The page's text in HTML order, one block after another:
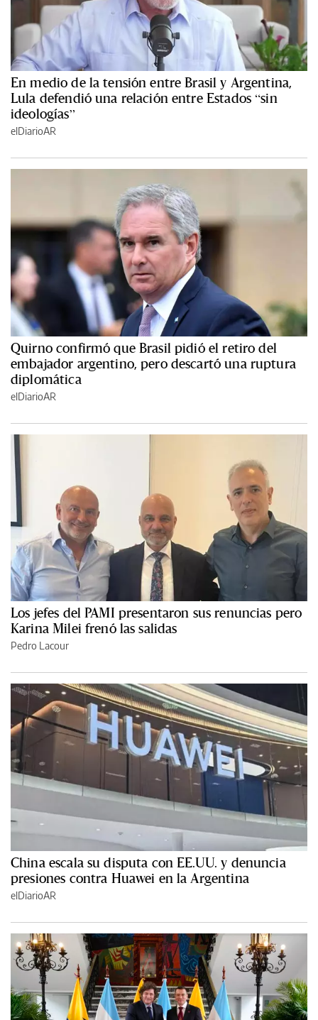
En medio de la tensión entre Brasil y Argentina,
Lula defendió una relación entre Estados “sin
ideologías”
elDiarioAR
Quirno confirmó que Brasil pidió el retiro del
embajador argentino, pero descartó una ruptura
diplomática
elDiarioAR
Los jefes del PAMI presentaron sus renuncias pero
Karina Milei frenó las salidas
Pedro Lacour
China escala su disputa con EE.UU. y denuncia
presiones contra Huawei en la Argentina
elDiarioAR